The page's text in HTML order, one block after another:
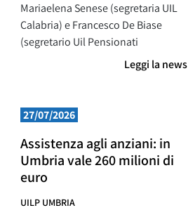
Mariaelena Senese (segretaria UIL
Calabria) e Francesco De Biase
(segretario Uil Pensionati
Leggi la news
27/07/2026
Assistenza agli anziani: in
Umbria vale 260 milioni di
euro
UILP UMBRIA